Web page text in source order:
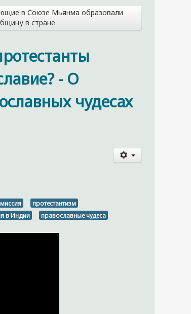
в Союзе Мьянма образовали
в стране
- О
чудесах
миссия
протестантизм
в Индии православные чудеса